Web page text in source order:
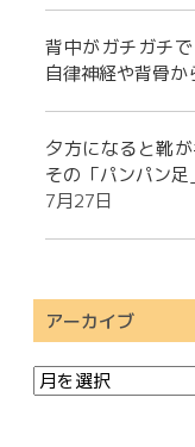
背中がガチガチ
自律神経や背骨
夕方になると靴
その「パンパン
7月27日
アーカイブ